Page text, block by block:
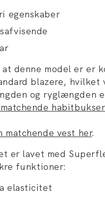
egenskaber
denne model er er
blazere, hvilket
og ryglængden
matchende vest her.
er lavet med
funktioner:
elasticitet